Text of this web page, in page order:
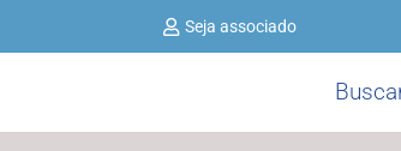
Seja associado